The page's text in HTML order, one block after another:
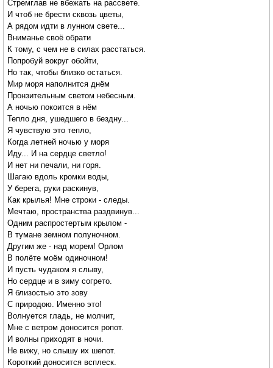
Стремглав не вбежать на рассвете.
И чтоб не брести сквозь цветы,
А рядом идти в лунном свете...
Вниманье своё обрати
К тому, с чем не в силах расстаться.
Попробуй вокруг обойти,
Но так, чтобы близко остаться.
Мир моря наполнится днём
Пронзительным светом небесным.
А ночью покоится в нём
Тепло дня, ушедшего в бездну...
Я чувствую это тепло,
Когда летней ночью у моря
Иду... И на сердце светло!
И нет ни печали, ни горя.
Шагаю вдоль кромки воды,
У берега, руки раскинув,
Как крылья! Мне строки - следы.
Мечтаю, пространства раздвинув...
Одним распростертым крылом -
В тумане земном полуночном.
Другим же - над морем! Орлом
В полёте моём одиночном!
И пусть чудаком я слыву,
Но сердце и в зиму согрето.
Я близостью это зову
С природою. Именно это!
Волнуется гладь, не молчит,
Мне с ветром доносится ропот.
И волны приходят в ночи.
Не вижу, но слышу их шепот.
Короткий доносится всплеск.